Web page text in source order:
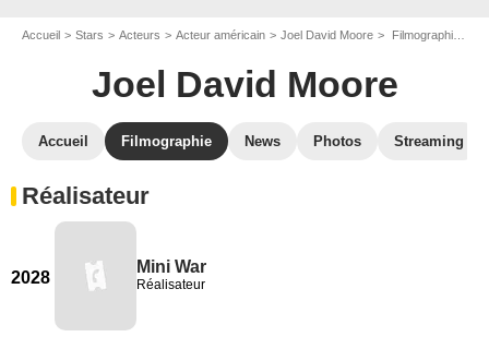
Accueil Stars Acteurs Acteur américain Joel David Moore Filmographie Joel David Moore
Joel David Moore
Accueil Filmographie News Photos Streaming
Réalisateur
2028
Mini War
Réalisateur